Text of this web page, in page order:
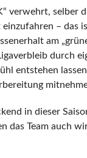
verwehrt, selber
– das
am
durch
entstehen
in dieser
das Team auch